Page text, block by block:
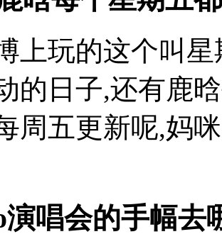
上玩的这个叫
的日子,还有鹿
周五更新呢,妈
演唱会的手幅去